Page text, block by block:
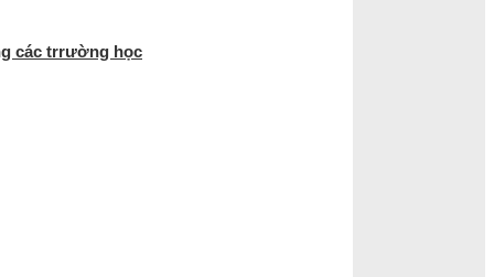
các trrường học